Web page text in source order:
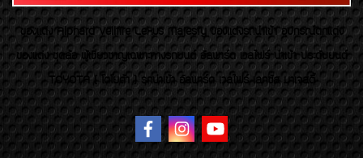
ของเเต่ง Alphard Vellfire Lexus Majesty ของเเต่งรถนำเข้า อุปกรณ์ตกแต่ง
ของแต่ง ชุดล้อ ผู้เชี่ยวชาญเฉพาะทางรถยนต์ อัลพาร์ด เวลไฟร์ นำเข้า ประดับยนต์
TOYOTA ( โตโยต้า ) รถนำเข้า อัลพาร์ด เวลไฟร์ เลกซัส มาเจสตี้